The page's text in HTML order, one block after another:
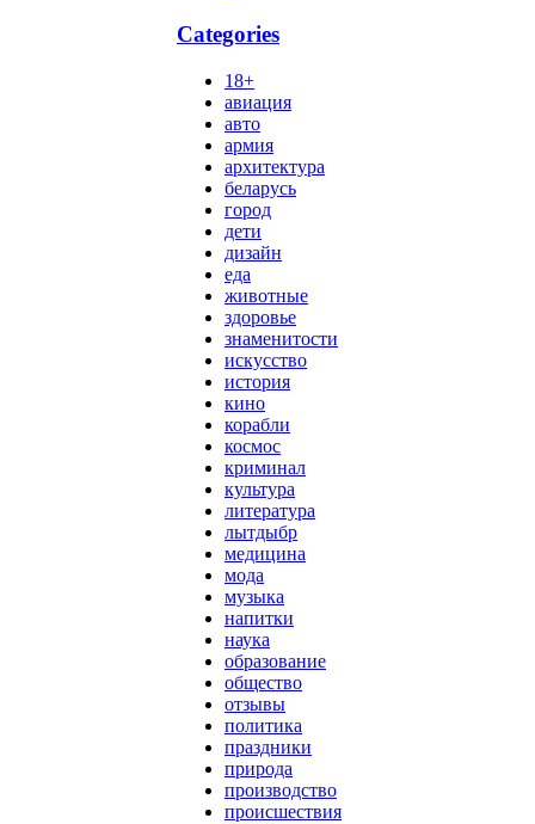
Categories
18+
авиация
авто
армия
архитектура
беларусь
город
дети
дизайн
еда
животные
здоровье
знаменитости
искусство
история
кино
корабли
космос
криминал
культура
литература
лытдыбр
медицина
мода
музыка
напитки
наука
образование
общество
отзывы
политика
праздники
природа
производство
происшествия